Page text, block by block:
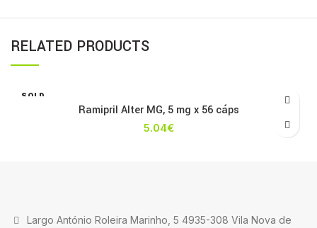
RELATED PRODUCTS
SOLD
Ramipril Alter MG, 5 mg x 56 cáps
5.04€
Largo António Roleira Marinho, 5 4935-308 Vila Nova de